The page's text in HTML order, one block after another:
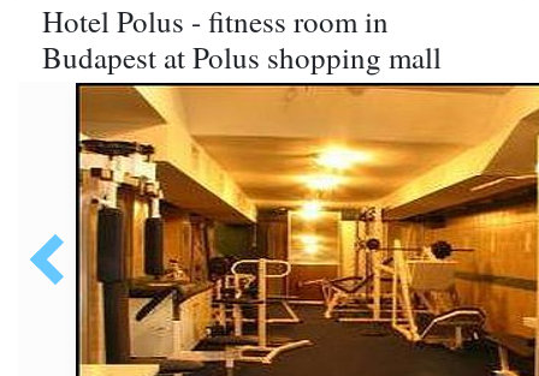
Hotel Polus - fitness room in
Budapest at Polus shopping mall